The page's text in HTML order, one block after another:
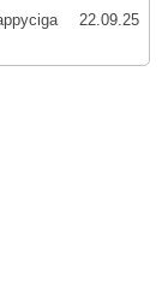
22.09.25